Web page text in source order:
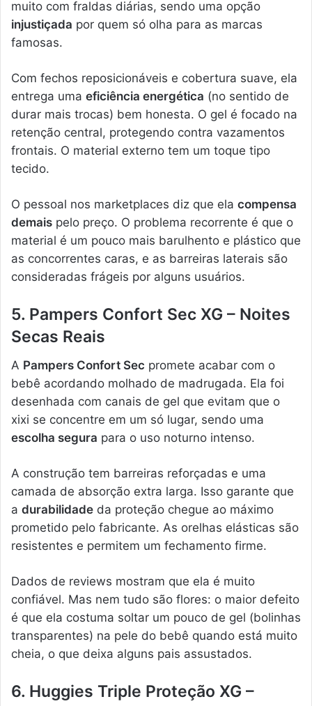
muito com fraldas diárias, sendo uma opção
injustiçada por quem só olha para as marcas
famosas.
Com fechos reposicionáveis e cobertura suave, ela
entrega uma eficiência energética (no sentido de
durar mais trocas) bem honesta. O gel é focado na
retenção central, protegendo contra vazamentos
frontais. O material externo tem um toque tipo
tecido.
O pessoal nos marketplaces diz que ela compensa
demais pelo preço. O problema recorrente é que o
material é um pouco mais barulhento e plástico que
as concorrentes caras, e as barreiras laterais são
consideradas frágeis por alguns usuários.
5. Pampers Confort Sec XG – Noites
Secas Reais
A Pampers Confort Sec promete acabar com o
bebê acordando molhado de madrugada. Ela foi
desenhada com canais de gel que evitam que o
xixi se concentre em um só lugar, sendo uma
escolha segura para o uso noturno intenso.
A construção tem barreiras reforçadas e uma
camada de absorção extra larga. Isso garante que
a durabilidade da proteção chegue ao máximo
prometido pelo fabricante. As orelhas elásticas são
resistentes e permitem um fechamento firme.
Dados de reviews mostram que ela é muito
confiável. Mas nem tudo são flores: o maior defeito
é que ela costuma soltar um pouco de gel (bolinhas
transparentes) na pele do bebê quando está muito
cheia, o que deixa alguns pais assustados.
6. Huggies Triple Proteção XG –